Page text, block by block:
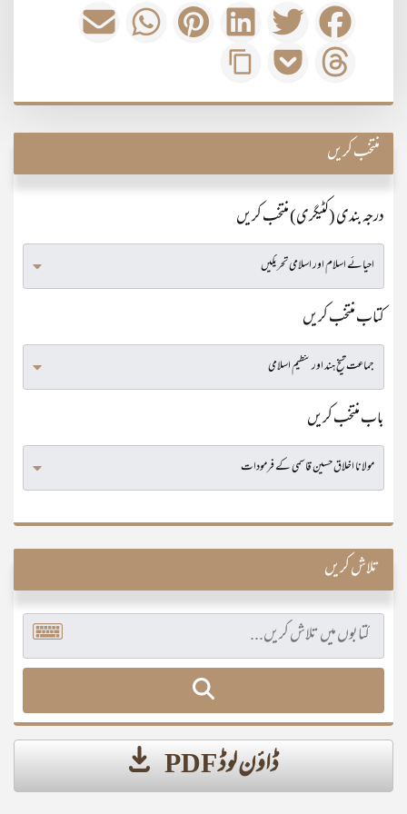
منتخب کریں
درجہ بندی (کٹیگری) منتخب کریں
کتاب منتخب کریں
باب منتخب کریں
تلاش کریں
ڈاؤن لوڈ PDF